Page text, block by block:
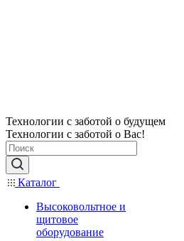
Технологии с заботой о будущем
Технологии с заботой о Вас!
Каталог
Высоковольтное и
щитовое
оборудование